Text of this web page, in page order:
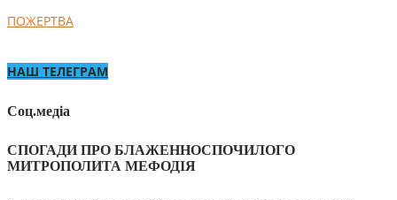
ПОЖЕРТВА
НАШ ТЕЛЕГРАМ
Соц.медіа
СПОГАДИ ПРО БЛАЖЕННОСПОЧИЛОГО
МИТРОПОЛИТА МЕФОДІЯ